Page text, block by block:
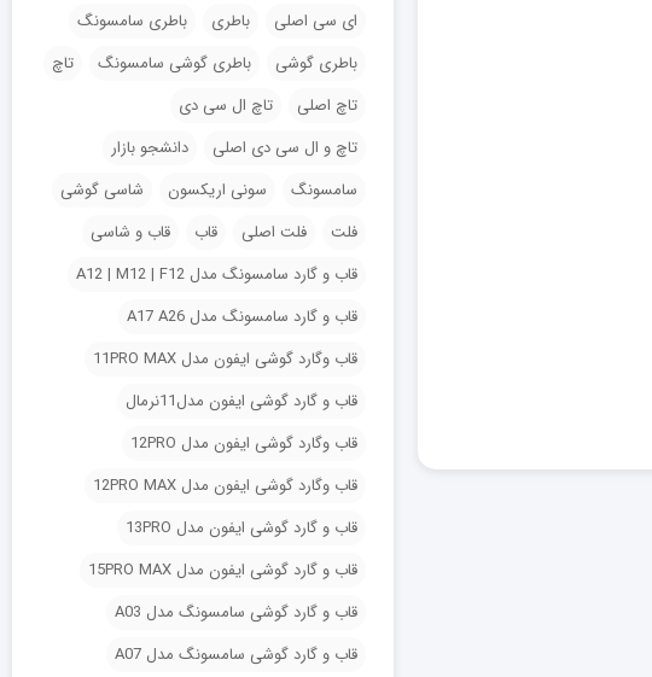
ای سی اصلی
باطری
باطری سامسونگ
باطری گوشی
باطری گوشی سامسونگ
تاچ
تاچ اصلی
تاچ ال سی دی
تاچ و ال سی دی اصلی
دانشجو بازار
سامسونگ
سونی اریکسون
شاسی گوشی
فلت
فلت اصلی قاب
قاب و شاسی
قاب و گارد سامسونگ مدل A12 | M12 | F12
قاب و گارد سامسونگ مدل A17 A26
قاب وگارد گوشی ایفون مدل 11PRO MAX
قاب و گارد گوشی ایفون مدل11نرمال
قاب وگارد گوشی ایفون مدل 12PRO
قاب وگارد گوشی ایفون مدل 12PRO MAX
قاب و گارد گوشی ایفون مدل 13PRO
قاب و گارد گوشی ایفون مدل 15PRO MAX
قاب و گارد گوشی سامسونگ مدل A03
قاب و گارد گوشی سامسونگ مدل A07